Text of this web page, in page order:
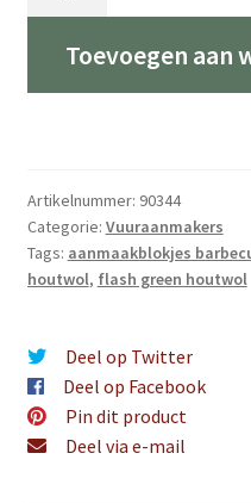
aantal
Toevoegen aan
Artikelnummer: 90344
Categorie: Vuuraanmakers
Tags: aanmaakblokjes
houtwol, flash green houtwol
Deel op Twitter
Deel op Facebook
Pin dit product
Deel via e-mail